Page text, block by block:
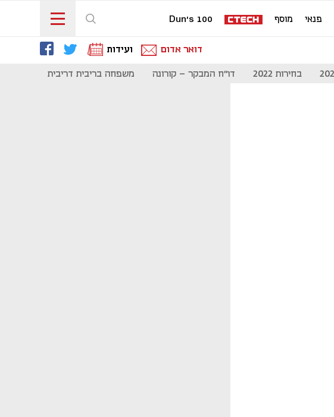
פנאי מוסף Dun's 100
דואר אדום ועידות
בחירות 2022 דו"ח המבקר - קורונה משפחה בריבית דריבית